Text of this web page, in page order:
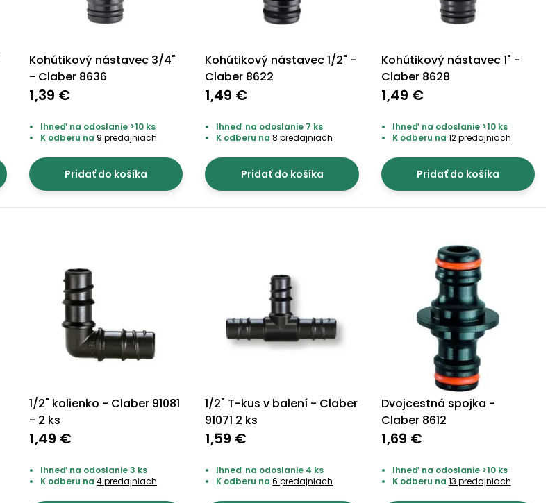
Kohútikový nástavec 3/4"
- Claber 8636
1,39 €
Ihneď na odoslanie >10 ks
K odberu na 9 predajniach
Pridať do košíka
Kohútikový nástavec 1/2" -
Claber 8622
1,49 €
Ihneď na odoslanie 7 ks
K odberu na8 predajniach
Pridať do košíka
Kohútikový nástavec 1" -
Claber 8628
1,49 €
Ihneď na odoslanie >10 ks
K odberu na 12 predajniach
Pridať do košíka
1/2" kolienko - Claber 91081
- 2 ks
1,49 €
Ihneď na odoslanie 3 ks
K odberu na4 predajniach
1/2" T-kus v balení - Claber
91071 2 ks
1,59 €
Ihneď na odoslanie 4 ks
K odberu na6 predajniach
Dvojcestná spojka -
Claber 8612
1,69 €
Ihneď na odoslanie >10 ks
K odberu na 13 predajniach